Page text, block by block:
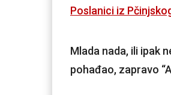
Poslanici iz
Mlada nada, ili ipak
pohađao, zapravo